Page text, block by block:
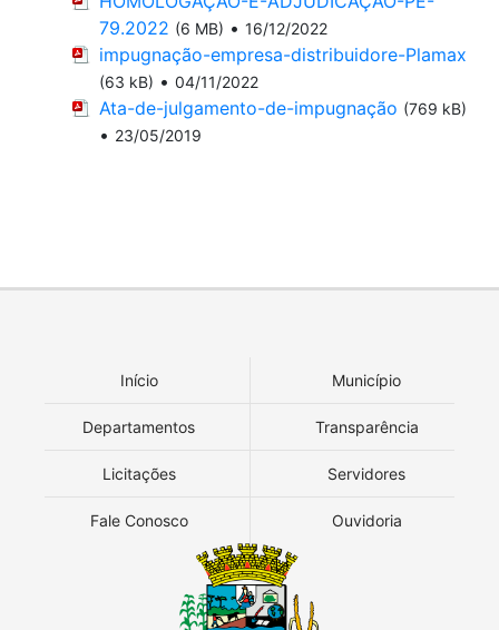
79.2022 (6 MB) • 16/12/2022
impugnação-empresa-distribuidore-Plamax
(63 kB) • 04/11/2022
Ata-de-julgamento-de-impugnação (769 kB)
• 23/05/2019
Início Município
Departamentos Transparência
Licitações Servidores
Fale Conosco Ouvidoria